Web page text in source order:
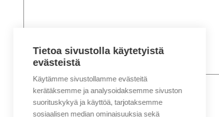
Nimi*
Etunimi
Sukunimi
Tietoa sivustolla käytetyistä
evästeistä
Käytämme sivustollamme evästeitä
kerätäksemme ja analysoidaksemme sivuston
suorituskykyä ja käyttöä, tarjotaksemme
sosiaalisen median ominaisuuksia sekä